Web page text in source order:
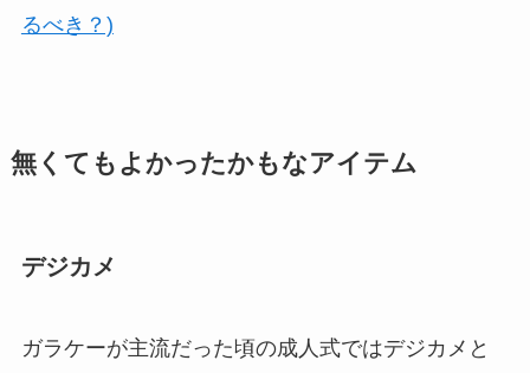
るべき？)
無くてもよかったかもなアイテム
デジカメ
ガラケーが主流だった頃の成人式ではデジカメと